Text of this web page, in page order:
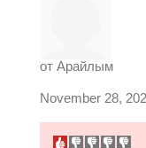
от Арайлым
November 28,